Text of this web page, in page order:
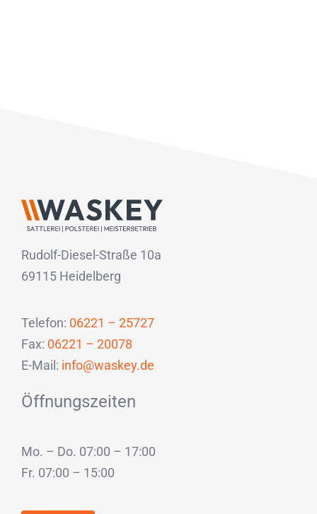
Rudolf-Diesel-Straße 10a
69115 Heidelberg
Telefon: 06221 – 25727
Fax: 06221 – 20078
E-Mail: info@waskey.de
Öffnungszeiten
Mo. – Do. 07:00 – 17:00
Fr. 07:00 – 15:00